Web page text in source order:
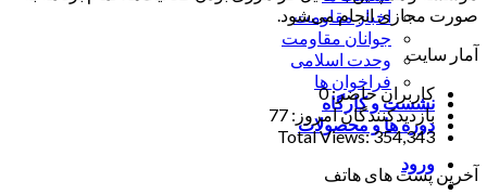
اخبار مقاومت
جوانان مقاومت
وحدت اسلامی
فراخوان ها
نشست و کارگاه
دوره ها و محصولات
ورود
صورت مجازی انجام می‌شود.
آمار سایت
کاربران حاضر:0
بازدیدکنندگان امروز: 77
Total Views:354,343
آخرین پست های هاتف